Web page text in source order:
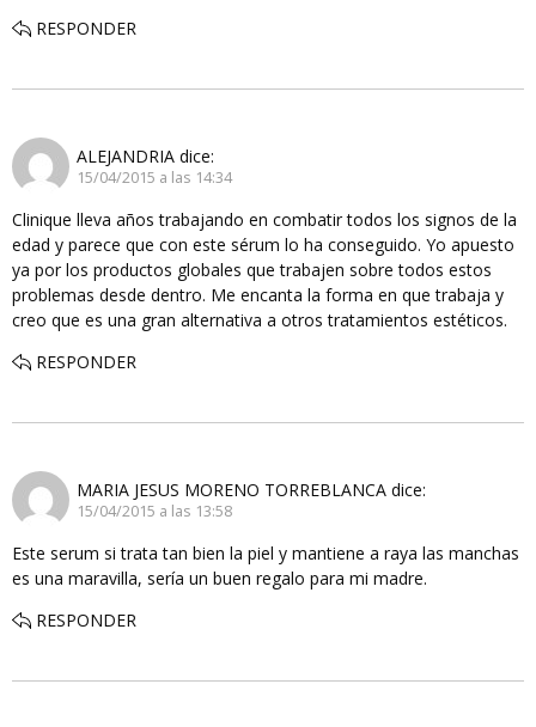
RESPONDER
ALEJANDRIA dice:
15/04/2015 a las 14:34
Clinique lleva años trabajando en combatir todos los signos de la
edad y parece que con este sérum lo ha conseguido. Yo apuesto
ya por los productos globales que trabajen sobre todos estos
problemas desde dentro. Me encanta la forma en que trabaja y
creo que es una gran alternativa a otros tratamientos estéticos.
RESPONDER
MARIA JESUS MORENO TORREBLANCA dice:
15/04/2015 a las 13:58
Este serum si trata tan bien la piel y mantiene a raya las manchas
es una maravilla, sería un buen regalo para mi madre.
RESPONDER